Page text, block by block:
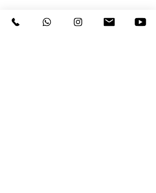
PARVULARIO "PATITO JANITO"